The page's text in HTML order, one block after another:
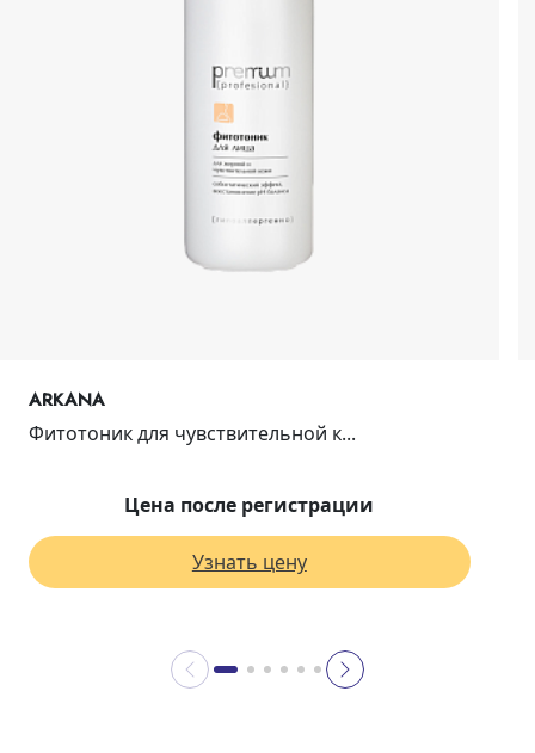
ARKANA
Фитотоник для чувствительной к...
Цена после регистрации
Узнать цену